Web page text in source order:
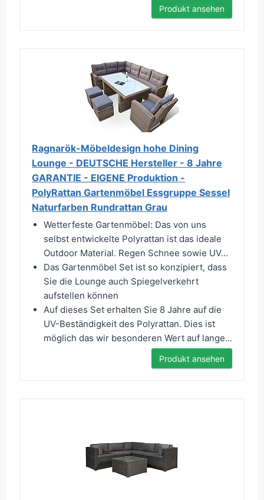
Produkt ansehen
Ragnarök-Möbeldesign hohe Dining
Lounge - DEUTSCHE Hersteller - 8 Jahre
GARANTIE - EIGENE Produktion -
PolyRattan Gartenmöbel Essgruppe Sessel
Naturfarben Rundrattan Grau
Wetterfeste Gartenmöbel: Das von uns
selbst entwickelte Polyrattan ist das ideale
Outdoor Material. Regen Schnee sowie UV...
Das Gartenmöbel Set ist so konzipiert, dass
Sie die Lounge auch Spiegelverkehrt
aufstellen können
Auf dieses Set erhalten Sie 8 Jahre auf die
UV-Beständigkeit des Polyrattan. Dies ist
möglich das wir besonderen Wert auf lange...
Produkt ansehen